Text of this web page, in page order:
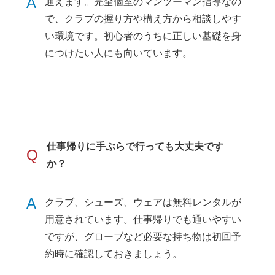
で、クラブの握り方や構え方から相談しやす
い環境です。初心者のうちに正しい基礎を身
につけたい人にも向いています。
Q
仕事帰りに手ぶらで行っても大丈夫です
か？
A
クラブ、シューズ、ウェアは無料レンタルが
用意されています。仕事帰りでも通いやすい
ですが、グローブなど必要な持ち物は初回予
約時に確認しておきましょう。